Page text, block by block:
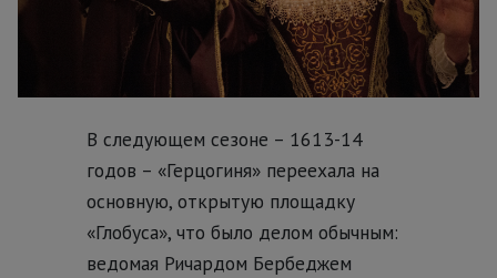
В следующем сезоне – 1613-14
годов – «Герцогиня» переехала на
основную, открытую площадку
«Глобуса», что было делом обычным:
ведомая Ричардом Бербеджем